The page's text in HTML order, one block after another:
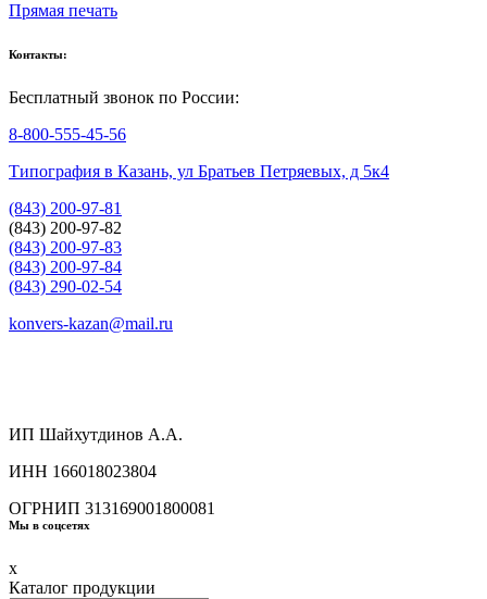
Прямая печать
Контакты:
Бесплатный звонок по России:
8-800-555-45-56
Типография в Казань, ул Братьев Петряевых, д 5к4
(843) 200-97-81
(843) 200-97-82
(843) 200-97-83
(843) 200-97-84
(843) 290-02-54
konvers-kazan@mail.ru
ИП Шайхутдинов А.А.
ИНН 166018023804
ОГРНИП 313169001800081
Мы в соцсетях
x
Каталог продукции